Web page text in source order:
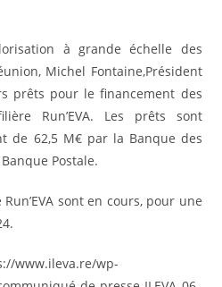
à grande échelle des
Michel Fontaine,Président
prêts pour le financement des
Run’EVA. Les prêts sont
de 62,5 M€ par la Banque des
Postale.
sont en cours, pour une
www.ileva.re/wp-